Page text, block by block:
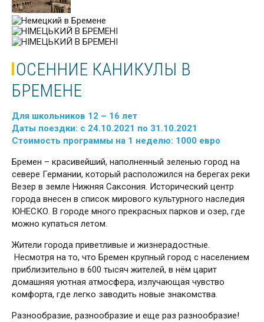
ОСЕННИЕ КАНИКУЛЫ В
БРЕМЕНЕ
Для школьников 12 – 16 лет
Даты поездки: с 24.10.2021 по 31.10.2021
Стоимость программы на 1 неделю: 1000 евро
Бремен – красивейший, наполненный зеленью город на
севере Германии, который расположился на берегах реки
Везер в земле Нижняя Саксония. Исторический центр
города внесен в список мирового культурного наследия
ЮНЕСКО. В городе много прекрасных парков и озер, где
можно купаться летом.
Жители города приветливые и жизнерадостные.
Несмотря на то, что Бремен крупный город с населением
приблизительно в 600 тысяч жителей, в нём царит
домашняя уютная атмосфера, излучающая чувство
комфорта, где легко заводить новые знакомства.
Разнообразие, разнообразие и еще раз разнообразие!